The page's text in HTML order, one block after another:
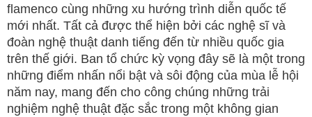
flamenco cùng những xu hướng trình diễn quốc tế
mới nhất. Tất cả được thể hiện bởi các nghệ sĩ và
đoàn nghệ thuật danh tiếng đến từ nhiều quốc gia
trên thế giới. Ban tổ chức kỳ vọng đây sẽ là một trong
những điểm nhấn nổi bật và sôi động của mùa lễ hội
năm nay, mang đến cho công chúng những trải
nghiệm nghệ thuật đặc sắc trong một không gian